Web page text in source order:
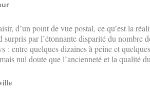
d’un point de vue postal, ce qu’est la
surpris par l’étonnante disparité du nombre
: entre quelques dizaines à peine et
nul doute que l’ancienneté et la qualité